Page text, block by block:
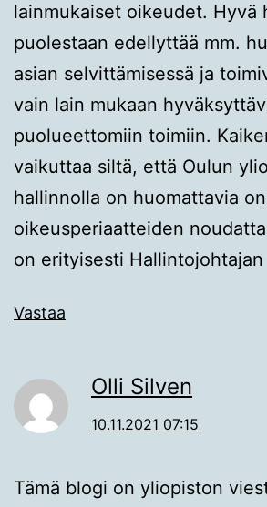
lainmukaiset oikeudet. Hyvä
puolestaan edellyttää mm.
asian selvittämisessä ja
vain lain mukaan
puolueettomiin toimiin.
vaikuttaa siltä, että Oulun
hallinnolla on huomattavia
oikeusperiaatteiden
on erityisesti
Vastaa
Olli Silven
10.11.2021 07:15
Tämä blogi on yliopiston